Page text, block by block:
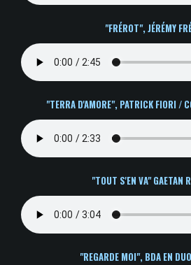
"FRÉROT", JÉRÉMY
"TERRA D'AMORE", PATRICK FIORI /
"TOUT S'EN VA" GAETAN
"REGARDE MOI", BDA EN